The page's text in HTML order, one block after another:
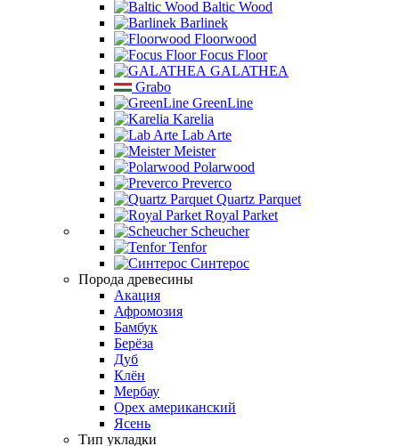
Baltic Wood
Barlinek
Floorwood
Focus Floor
GALATHEA
Grabo
GreenLine
Karelia
Lab Arte
Meister
Polarwood
Preverco
Quartz Parquet
Royal Parket
Scheucher
Tenfor
Синтерос
Порода древесины
Акация
Афромозия
Бамбук
Берёза
Дуб
Клён
Мербау
Орех американский
Ясень
Тип укладки